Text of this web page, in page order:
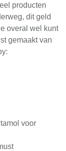
producten
dit geld
overal wel kunt
gemaakt van
voor